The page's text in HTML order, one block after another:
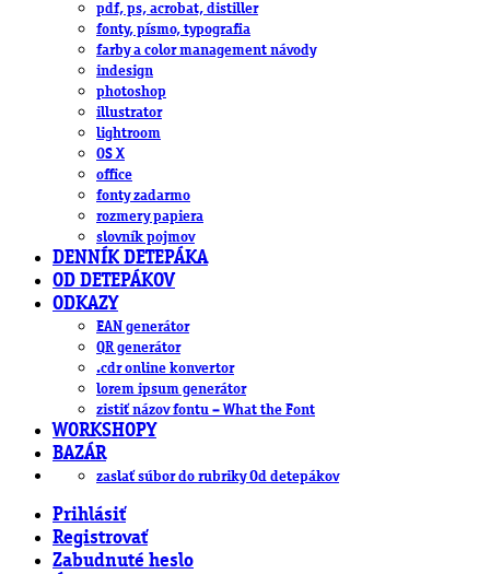
pdf, ps, acrobat, distiller
fonty, písmo, typografia
farby a color management návody
indesign
photoshop
illustrator
lightroom
OS X
office
fonty zadarmo
rozmery papiera
slovník pojmov
DENNÍK DETEPÁKA
OD DETEPÁKOV
ODKAZY
EAN generátor
QR generátor
.cdr online konvertor
lorem ipsum generátor
zistiť názov fontu – What the Font
WORKSHOPY
BAZÁR
zaslať súbor do rubriky Od detepákov
Prihlásiť
Registrovať
Zabudnuté heslo